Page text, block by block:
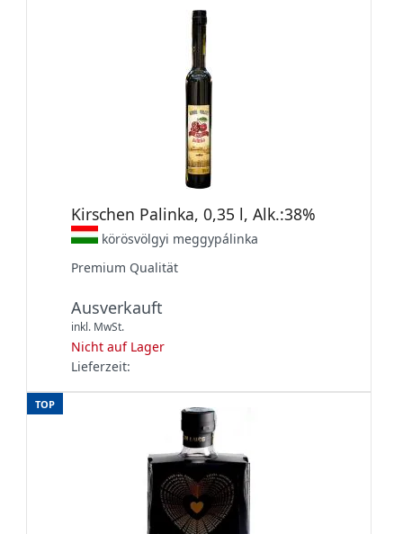
Kirschen Palinka, 0,35 l, Alk.:38%
körösvölgyi meggypálinka
Premium Qualität
Ausverkauft
inkl. MwSt.
Nicht auf Lager
Lieferzeit:
TOP